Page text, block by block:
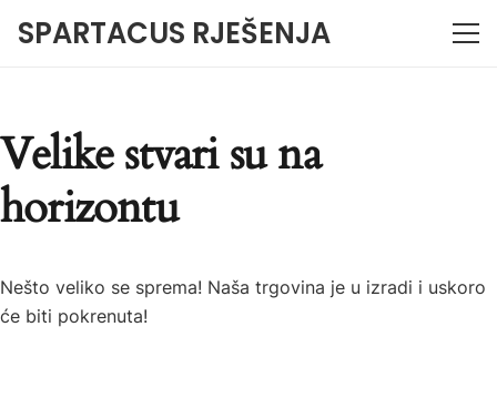
SPARTACUS RJEŠENJA
Velike stvari su na
horizontu
Nešto veliko se sprema! Naša trgovina je u izradi i uskoro
će biti pokrenuta!